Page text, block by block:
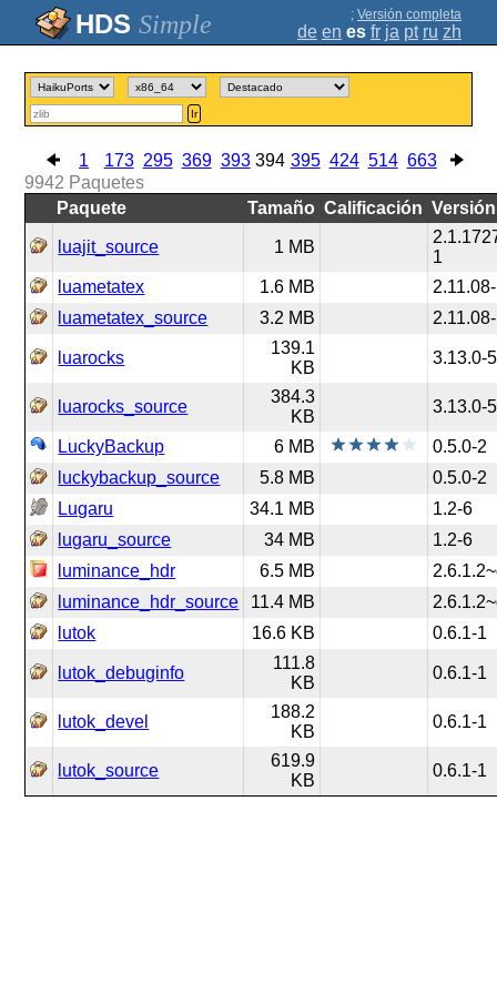
Simple ; Versión completa
de en es fr ja pt ru zh
Ir
1 173 295 369 393 394 395 424 514 663
9942 Paquetes
Paquete
Tamaño Calificación Versión
luajit_source 1 MB
1
luametatex
1.6 MB
luametatex_source
3.2 MB
luarocks
139.1
KB
3.13.0-5
luarocks_source
384.3
KB
3.13.0-5
LuckyBackup 6 MB
0.5.0-2
luckybackup_source
5.8 MB
0.5.0-2
Lugaru
34.1 MB
1.2-6
lugaru_source
34 MB
1.2-6
luminance_hdr
6.5 MB
luminance_hdr_source
11.4 MB
lutok
16.6 KB 0.6.1-1
lutok_debuginfo
111.8
KB
0.6.1-1
lutok_devel
188.2
KB
0.6.1-1
lutok_source
619.9
KB
0.6.1-1